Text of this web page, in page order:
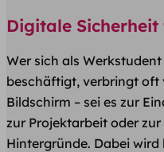
Digitale
Wer sich als
beschäftigt, verbringt oft
Bildschirm – sei es zur
zur Projektarbeit oder
Hintergründe. Dabei